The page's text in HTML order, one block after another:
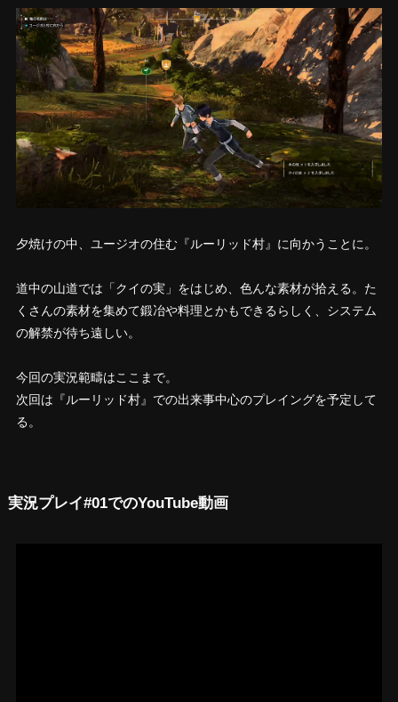
夕焼けの中、ユージオの住む『ルーリッド村』に向かうことに。
道中の山道では「クイの実」をはじめ、色んな素材が拾える。た
くさんの素材を集めて鍛冶や料理とかもできるらしく、システム
の解禁が待ち遠しい。
今回の実況範疇はここまで。
次回は『ルーリッド村』での出来事中心のプレイングを予定して
る。
実況プレイ#01でのYouTube動画